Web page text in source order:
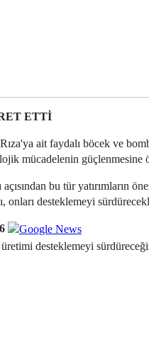
ETTİ
ait faydalı böcek ve
mücadelenin güçlenmesine
açısından bu tür
desteklemeyi